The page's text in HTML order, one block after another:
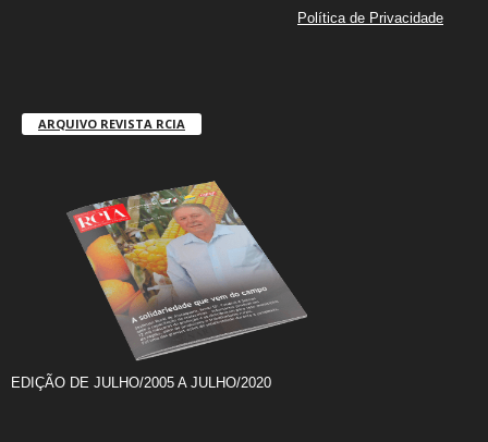
Política de Privacidade
ARQUIVO REVISTA RCIA
EDIÇÃO DE JULHO/2005 A JULHO/2020